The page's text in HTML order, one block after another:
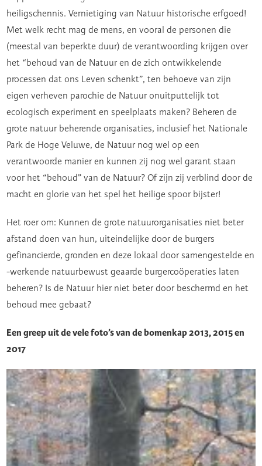
heiligschennis. Vernietiging van Natuur historische erfgoed!
Met welk recht mag de mens, en vooral de personen die
(meestal van beperkte duur) de verantwoording krijgen over
het “behoud van de Natuur en de zich ontwikkelende
processen dat ons Leven schenkt”, ten behoeve van zijn
eigen verheven parochie de Natuur onuitputtelijk tot
ecologisch experiment en speelplaats maken? Beheren de
grote natuur beherende organisaties, inclusief het Nationale
Park de Hoge Veluwe, de Natuur nog wel op een
verantwoorde manier en kunnen zij nog wel garant staan
voor het “behoud” van de Natuur? Of zijn zij verblind door de
macht en glorie van het spel het heilige spoor bijster!
Het roer om: Kunnen de grote natuurorganisaties niet beter
afstand doen van hun, uiteindelijke door de burgers
gefinancierde, gronden en deze lokaal door samengestelde en
-werkende natuurbewust geaarde burgercoöperaties laten
beheren? Is de Natuur hier niet beter door beschermd en het
behoud mee gebaat?
Een greep uit de vele foto’s van de bomenkap 2013, 2015 en
2017